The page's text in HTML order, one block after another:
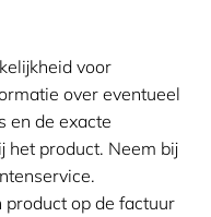
voor
over eventueel
en de exacte
het product. Neem bij
op de factuur